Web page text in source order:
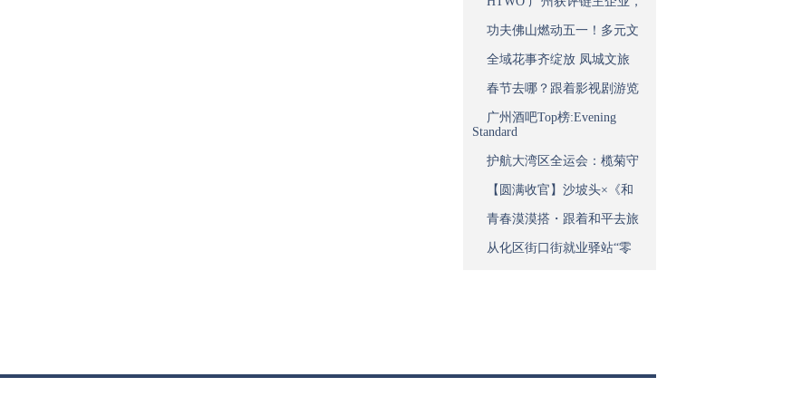
功夫佛山燃动五一！多元文
全域花事齐绽放 凤城文旅
春节去哪？跟着影视剧游览
广州酒吧Top榜:Evening
Standard
护航大湾区全运会：榄菊守
【圆满收官】沙坡头×《和
青春漠漠搭・跟着和平去旅
从化区街口街就业驿站“零